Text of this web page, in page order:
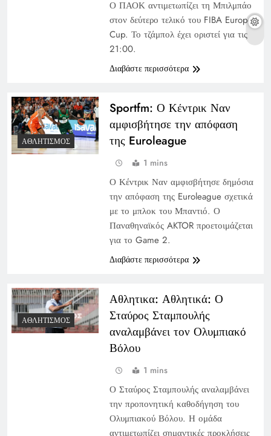
Ο ΠΑΟΚ αντιμετωπίζει τη Μπιλμπάο
στον δεύτερο τελικό του FIBA Europe
Cup. Το τζάμπολ έχει οριστεί για τις
21:00.
Διαβάστε περισσότερα
ΑΘΛΗΤΙΣΜΌΣ
Sportfm: Ο Κέντρικ Ναν
αμφισβήτησε την απόφαση
της Euroleague
1 mins
Ο Κέντρικ Ναν αμφισβήτησε δημόσια
την απόφαση της Euroleague σχετικά
με το μπλοκ του Μπαντιό. Ο
Παναθηναϊκός AKTOR προετοιμάζεται
για το Game 2.
Διαβάστε περισσότερα
ΑΘΛΗΤΙΣΜΌΣ
Αθλητικα: Αθλητικά: Ο
Σταύρος Σταμπουλής
αναλαμβάνει τον Ολυμπιακό
Βόλου
1 mins
Ο Σταύρος Σταμπουλής αναλαμβάνει
την προπονητική καθοδήγηση του
Ολυμπιακού Βόλου. Η ομάδα
αντιμετωπίζει σημαντικές προκλήσεις